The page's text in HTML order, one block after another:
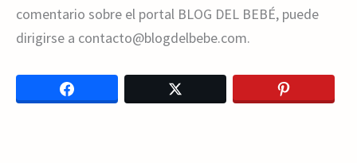
comentario sobre el portal BLOG DEL BEBÉ, puede
dirigirse a contacto@blogdelbebe.com.